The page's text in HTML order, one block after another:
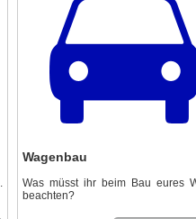
Wagenbau
Was müsst ihr beim Bau eures
beachten?